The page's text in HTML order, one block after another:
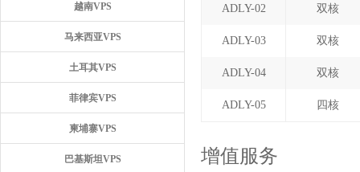
越南VPS
马来西亚VPS
土耳其VPS
菲律宾VPS
柬埔寨VPS
巴基斯坦VPS
ADLY-02 双核
ADLY-03 双核
ADLY-04 双核
ADLY-05 四核
增值服务